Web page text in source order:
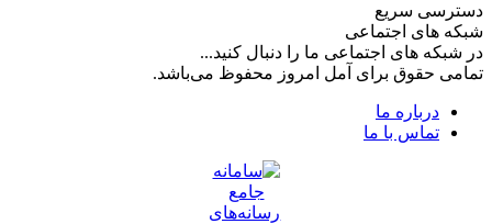
دسترسی سریع
شبکه های اجتماعی
در شبکه های اجتماعی ما را دنبال کنید...
تمامی حقوق برای آمل امروز محفوظ می‌باشد.
درباره ما
تماس با ما